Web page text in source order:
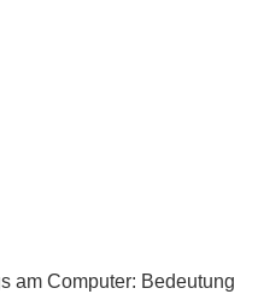
am Computer: Bedeutung